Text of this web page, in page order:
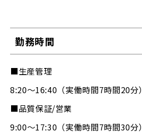
勤務時間
■生産管理
8:20～16:40（実働時間7時間20分）
■品質保証/営業
9:00～17:30（実働時間7時間30分）